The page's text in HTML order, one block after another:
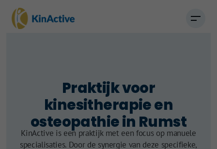
Praktijk voor
kinesitherapie en
osteopathie in Rumst
KinActive is een praktijk met een focus op manuele
specialisaties. Door de synergie van deze specifieke,